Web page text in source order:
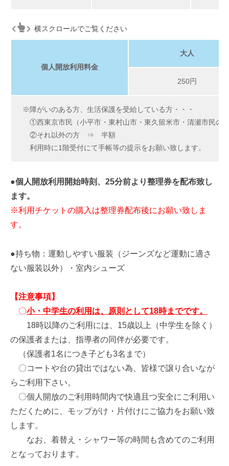
横スクロールでご覧ください
個人開放利用料金
大人
250円
※障がいのある方、生活保護を受給している方・・・
①西東京市民（小平市・東村山市・東久留米市・清瀬市民
②それ以外の方 ⇒ 半額
利用時に1階受付にて手帳等の提示をお願い致します。
●個人開放利用開始時刻、25分前より整理券を配布致し
ます。
※利用チケットの購入は整理券配布後にお願い致しま
す。
●持ち物：運動しやすい服装（ジーンズなど運動に適さ
ない服装以外）・室内シューズ
【注意事項】
〇小・中学生の利用は、原則として18時までです。
18時以降のご利用には、15歳以上（中学生を除く）
の保護者または、指導者の同伴が必要です。
（保護者1名につき子ども3名まで）
〇コートや台の貸出ではない為、皆様で譲り合いなが
らご利用下さい。
〇個人開放のご利用時間内で快適且つ安全にご利用い
ただくために、モップがけ・片付けにご協力をお願い致
します。
なお、着替え・シャワー等の時間も含めてのご利用
となっております。